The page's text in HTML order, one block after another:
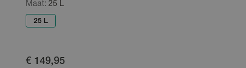
Maat: 25 L
25 L
€ 149,95